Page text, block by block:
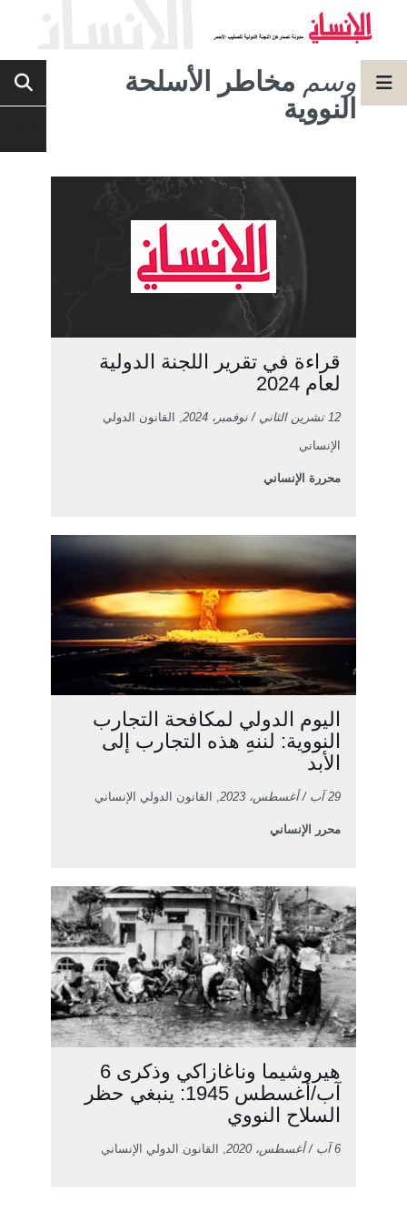
وسم مخاطر الأسلحة
النووية
قراءة في تقرير اللجنة الدولية
لعام 2024
12 تشرين الثاني / نوفمبر، 2024 , القانون الدولي
الإنساني
محررة الإنساني
اليوم الدولي لمكافحة التجارب
النووية: لننهِ هذه التجارب إلى
الأبد
29 آب / أغسطس، 2023 , القانون الدولي الإنساني
محرر الإنساني
هيروشيما وناغازاكي وذكرى 6
آب/أغسطس 1945: ينبغي حظر
السلاح النووي
6 آب / أغسطس، 2020 , القانون الدولي الإنساني